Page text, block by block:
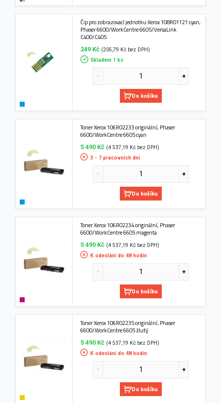
Čip pro zobrazovací jednotku Xerox 108R01121 cyan,
Phaser 6600/WorkCentre 6605/VersaLink
C400/C405
249 Kč (205,79 Kč bez DPH)
Skladem 1 ks
Do košíku
Toner Xerox 106R02233 originální, Phaser
6600/WorkCentre 6605 cyan
5 490 Kč (4 537,19 Kč bez DPH)
3 - 7 pracovních dní
Do košíku
Toner Xerox 106R02234 originální, Phaser
6600/WorkCentre 6605 magenta
5 490 Kč (4 537,19 Kč bez DPH)
K odeslání do 48 hodin
Do košíku
Toner Xerox 106R02235 originální, Phaser
6600/WorkCentre 6605 žlutý
5 490 Kč (4 537,19 Kč bez DPH)
K odeslání do 48 hodin
Do košíku